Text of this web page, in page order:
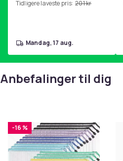
hjemmegymnastikk Pink
Tidligere laveste pris: 201 kr
mandag, 17 aug.
Anbefalinger til dig
-16 %